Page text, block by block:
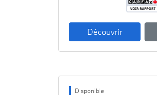
Découvrir
Disponible